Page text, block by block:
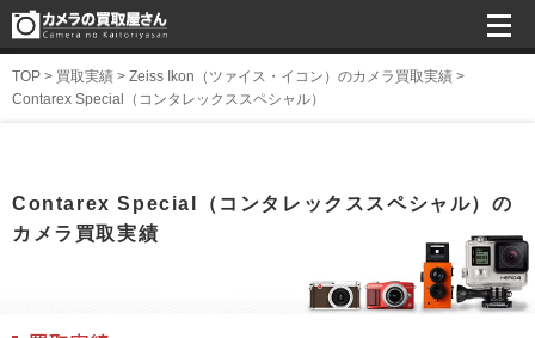
TOP > 買取実績 > Zeiss Ikon（ツァイス・イコン）のカメラ買取実績 >
Contarex Special（コンタレックススペシャル）
Contarex Special（コンタレックススペシャル）の
カメラ買取実績